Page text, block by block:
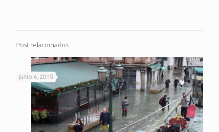
Post relacionados
junio 4, 2015